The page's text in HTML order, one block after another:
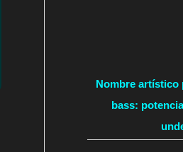
Nombre artístico
bass: